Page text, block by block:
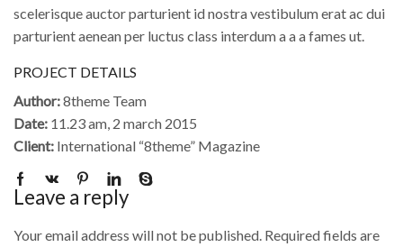
scelerisque auctor parturient id nostra vestibulum erat ac dui
parturient aenean per luctus class interdum a a a fames ut.
PROJECT DETAILS
Author:8theme Team
Date: 11.23 am, 2 march 2015
Client: International “8theme” Magazine
Leave a reply
Your email address will not be published. Required fields are